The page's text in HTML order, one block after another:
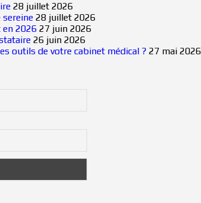
28 juillet 2026
sereine 28 juillet 2026
en 2026 27 juin 2026
26 juin 2026
outils de votre cabinet médical ? 27 mai 2026